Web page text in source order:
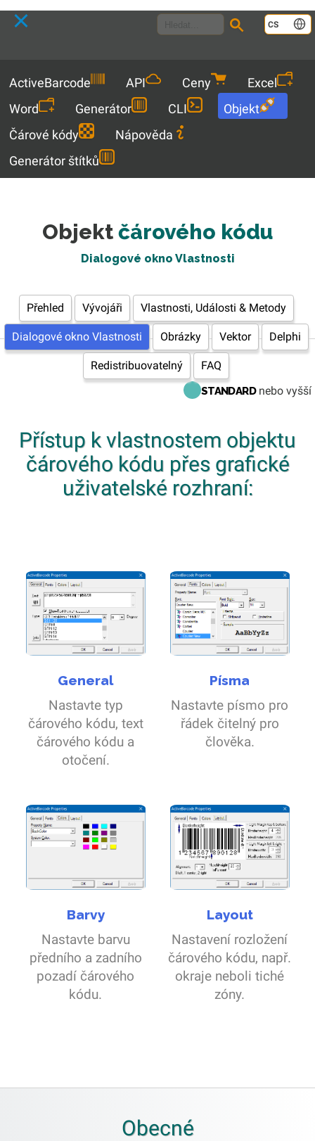
CS
ActiveBarcode API Ceny
Excel
Word
Generátor CLI
Objekt
Čárové kódy
Nápověda
Generátor štítků
Objektčárového kódu
Dialogové okno Vlastnosti
Přehled Vývojáři Vlastnosti, Události & Metody
Dialogové okno Vlastnosti Obrázky Vektor Delphi
Redistribuovatelný FAQ
STANDARDnebo vyšší
Přístup k vlastnostem objektu
čárového kódu přes grafické
uživatelské rozhraní:
General
Nastavte typ
čárového kódu, text
čárového kódu a
otočení.
Písma
Nastavte písmo pro
řádek čitelný pro
člověka.
Barvy
Nastavte barvu
předního a zadního
pozadí čárového
kódu.
Layout
Nastavení rozložení
čárového kódu, např.
okraje neboli tiché
zóny.
Obecné